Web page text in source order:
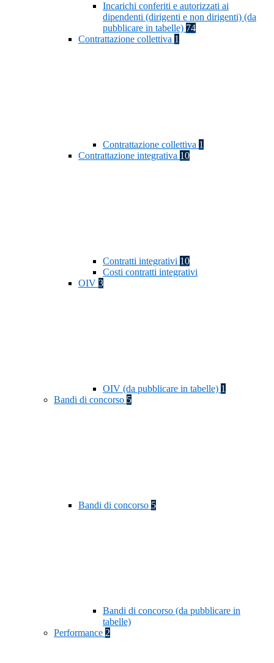
Incarichi conferiti e autorizzati ai
dipendenti (dirigenti e non dirigenti) (da
pubblicare in tabelle) 74
Contrattazione collettiva 1
Contrattazione collettiva 1
Contrattazione integrativa 10
Contratti integrativi 10
Costi contratti integrativi
OIV 3
OIV (da pubblicare in tabelle) 1
Bandi di concorso 5
Bandi di concorso 5
Bandi di concorso (da pubblicare in
tabelle)
Performance 2